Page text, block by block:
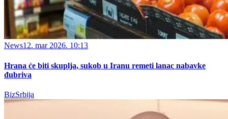
News12. mar 2026. 10:13
Hrana će biti skuplja, sukob u Iranu remeti lanac nabavke
đubriva
BizSrbija